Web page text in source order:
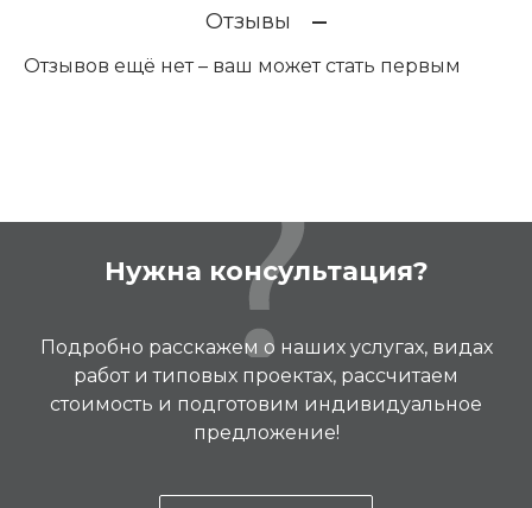
Отзывы
Отзывов ещё нет – ваш может стать первым
Нужна консультация?
Подробно расскажем о наших услугах, видах
работ и типовых проектах, рассчитаем
стоимость и подготовим индивидуальное
предложение!